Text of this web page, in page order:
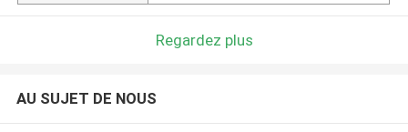
Regardez plus
AU SUJET DE NOUS